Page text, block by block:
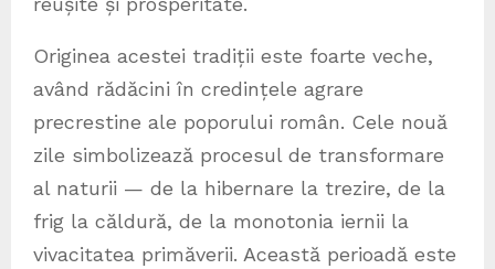
Originea acestei tradiții este foarte veche,
având rădăcini în credințele agrare
precrestine ale poporului român. Cele nouă
zile simbolizează procesul de transformare
al naturii — de la hibernare la trezire, de la
frig la căldură, de la monotonia iernii la
vivacitatea primăverii. Această perioadă este